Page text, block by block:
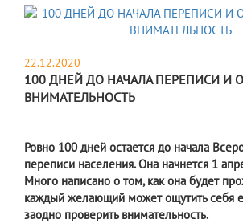
22.12.2020
100 ДНЕЙ ДО НАЧАЛА ПЕРЕПИСИ И
ВНИМАТЕЛЬНОСТЬ
Ровно 100 дней остается до начала
переписи населения. Она начнется 1
Много написано о том, как она будет
каждый желающий может ощутить себя
заодно проверить внимательность.